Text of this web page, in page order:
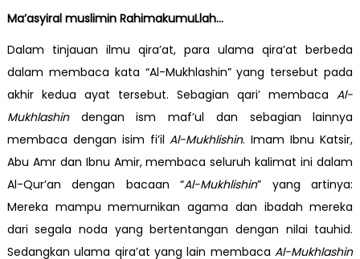
Ma’asyiral muslimin RahimakumuLlah…
Dalam tinjauan ilmu qira’at, para ulama qira’at berbeda
dalam membaca kata “Al-Mukhlashin” yang tersebut pada
akhir kedua ayat tersebut. Sebagian qari’ membacaAl-
Mukhlashindengan ism maf’ul dan sebagian lainnya
membaca dengan isim fi’ilAl-Mukhlishin. Imam Ibnu Katsir,
Abu Amr dan Ibnu Amir, membaca seluruh kalimat ini dalam
Al-Qur’an dengan bacaan “Al-Mukhlishin” yang artinya:
Mereka mampu memurnikan agama dan ibadah mereka
dari segala noda yang bertentangan dengan nilai tauhid.
Sedangkan ulama qira’at yang lain membacaAl-Mukhlashin